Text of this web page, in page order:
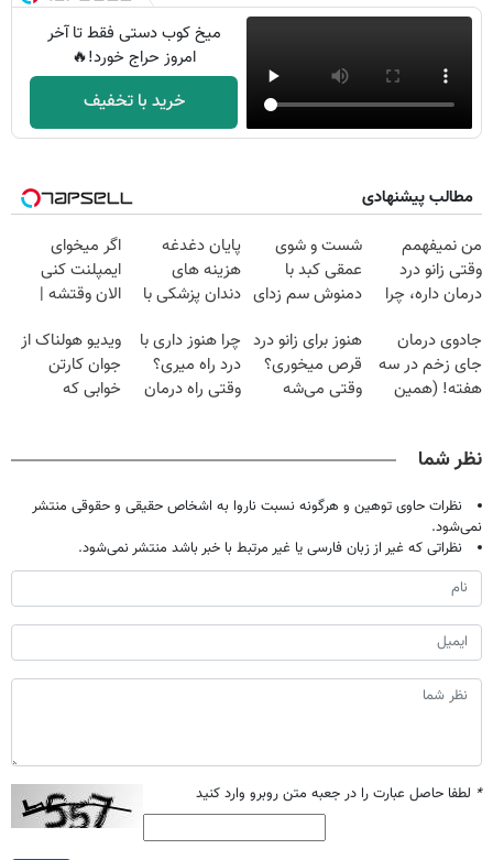
میخ کوب دستی فقط تا آخر
امروز حراج خورد!🔥
خرید با تخفیف
مطالب پیشنهادی
من نمیفهمم
وقتی زانو درد
درمان داره، چرا
تحمل میکنی؟❗
شست و شوی
عمقی کبد با
دمنوش سم زدای
پایان دغدغه
هزینه های
دندان پزشکی با
خانگی
اگر میخوای
ایمپلنت کنی
الان وقتشه |
میلیون تومان!!!
جادوی درمان
جای زخم در سه
هفته! (همین
هنوز برای زانو درد
قرص میخوری؟
وقتی می‌شه
چرا هنوز داری با
درد راه میری؟
وقتی راه درمان
ویدیو هولناک از
جوان کارتن
خوابی که
نظر شما
نظرات حاوی توهین و هرگونه نسبت ناروا به اشخاص حقیقی و حقوقی منتشر
نمی‌شود.
نظراتی که غیر از زبان فارسی یا غیر مرتبط با خبر باشد منتشر نمی‌شود.
* لطفا حاصل عبارت را در جعبه متن روبرو وارد کنید